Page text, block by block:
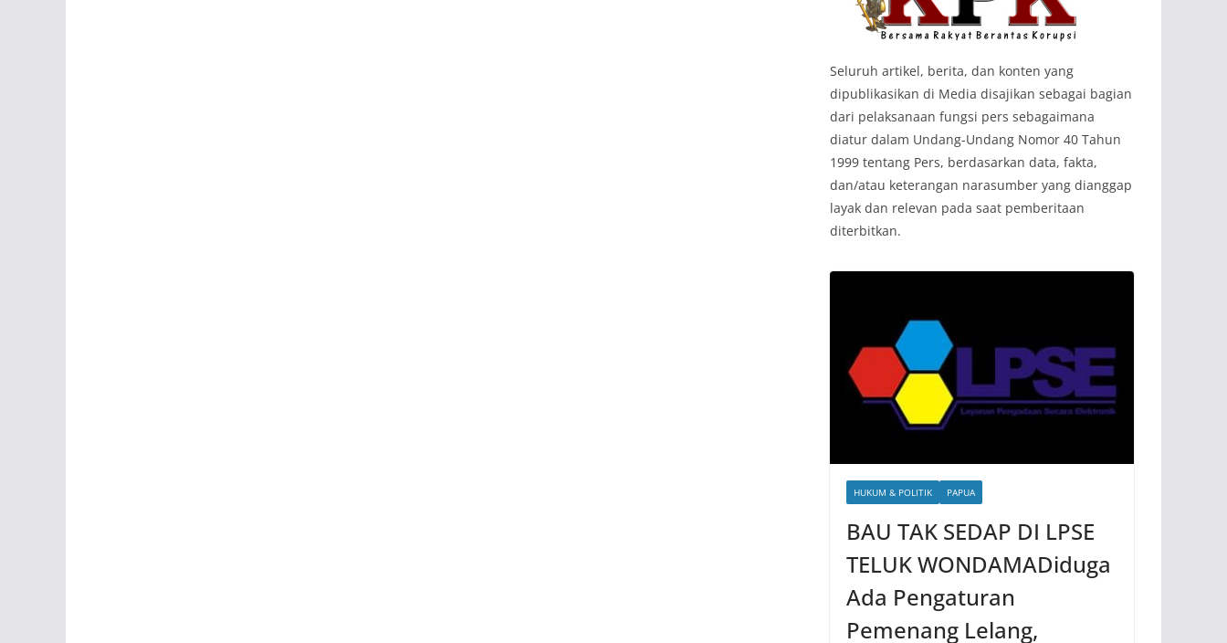
‎Seluruh artikel, berita, dan konten yang
dipublikasikan di Media disajikan sebagai bagian
dari pelaksanaan fungsi pers sebagaimana
diatur dalam Undang-Undang Nomor 40 Tahun
1999 tentang Pers, berdasarkan data, fakta,
dan/atau keterangan narasumber yang dianggap
layak dan relevan pada saat pemberitaan
diterbitkan.
HUKUM & POLITIK PAPUA
BAU TAK SEDAP DI LPSE
TELUK WONDAMADiduga
Ada Pengaturan
Pemenang Lelang,